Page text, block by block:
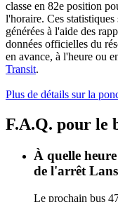
classe en 82e position
l'horaire. Ces
générées à l'aide des
données officielles du
en avance, à l'heure ou
Transit.
Plus de détails sur la
F.A.Q. pour le
À quelle
de l'arrêt
Le prochain bus